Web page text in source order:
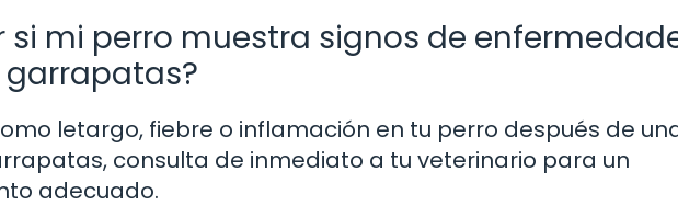
si mi perro muestra signos de
letargo, fiebre o inflamación en tu perro después de
consulta de inmediato a tu veterinario para un
adecuado.